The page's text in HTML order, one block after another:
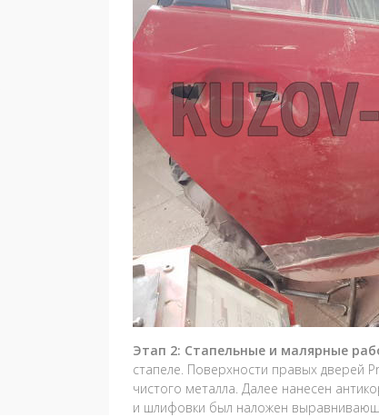
Этап 2: Стапельные и малярные
стапеле. Поверхности правых дверей
чистого металла. Далее нанесен
и шлифовки был наложен